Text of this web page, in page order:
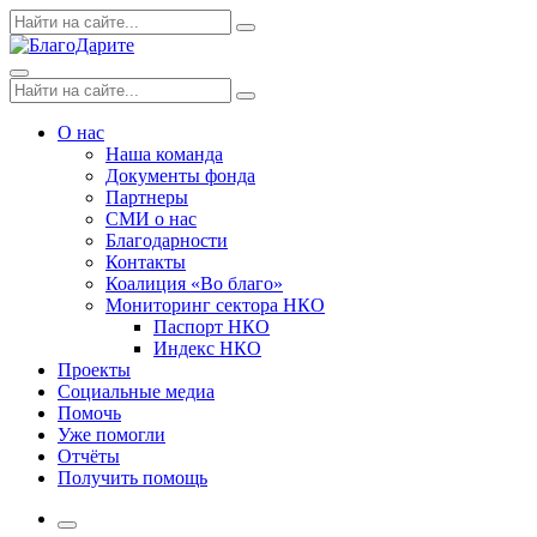
Skip
to
Поиск
по:
Search
Menu
Поиск
по:
Search
О нас
Наша команда
Документы фонда
Партнеры
СМИ о нас
Благодарности
Контакты
Коалиция «Во благо»
Мониторинг сектора НКО
Паспорт НКО
Индекс НКО
Проекты
Социальные медиа
Помочь
Уже помогли
Отчёты
Получить помощь
More